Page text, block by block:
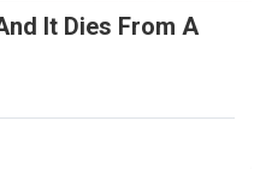
It Dies From A